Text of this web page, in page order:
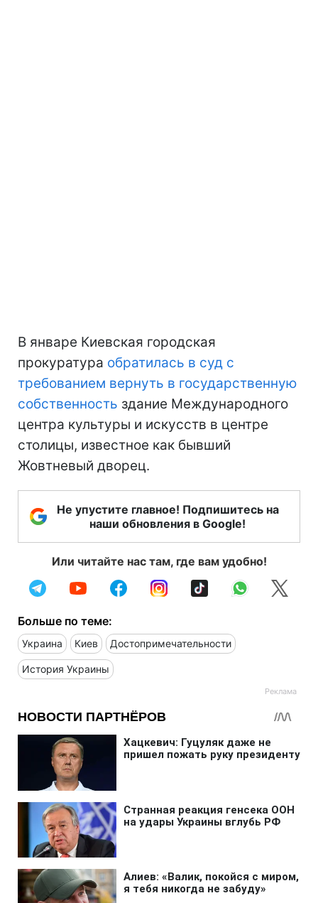
В январе Киевская городская
прокуратура обратилась в суд с
требованием вернуть в государственную
собственность здание Международного
центра культуры и искусств в центре
столицы, известное как бывший
Жовтневый дворец.
Не упустите главное! Подпишитесь на
наши обновления в Google!
Или читайте нас там, где вам удобно!
Больше по теме:
Украина Киев Достопримечательности
История Украины